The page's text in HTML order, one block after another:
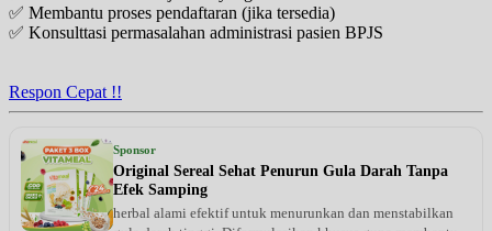
✅ Membantu proses pendaftaran (jika tersedia)
✅ Konsulttasi permasalahan administrasi pasien BPJS
Respon Cepat !!
Sponsor
Original Sereal Sehat Penurun Gula Darah Tanpa
Efek Samping
herbal alami efektif untuk menurunkan dan menstabilkan